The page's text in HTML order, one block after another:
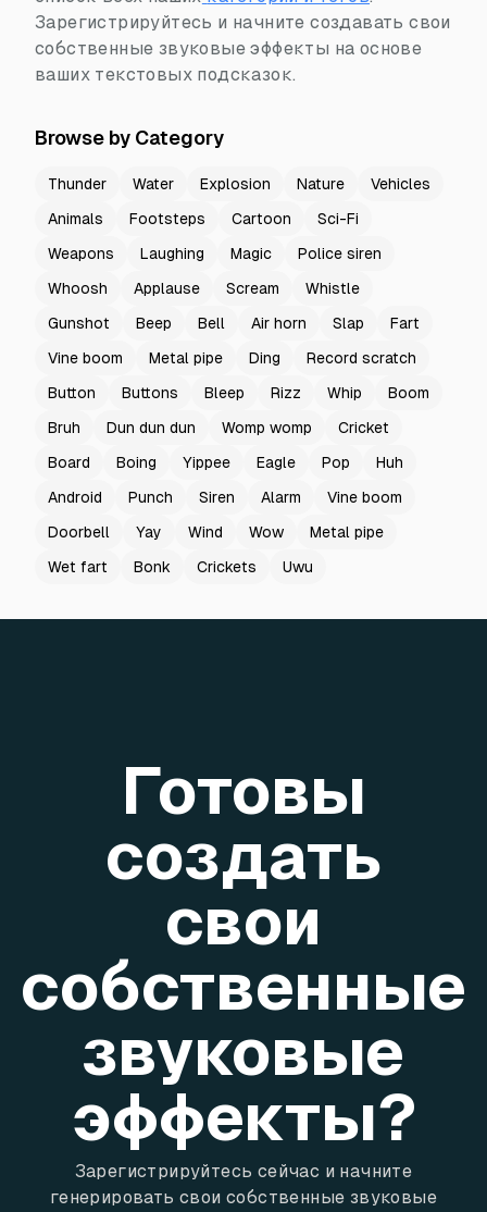
Зарегистрируйтесь и начните создавать свои
собственные звуковые эффекты на основе
ваших текстовых подсказок.
Browse by Category
Thunder Water Explosion Nature
Vehicles
Animals
Footsteps Cartoon
Sci-Fi
Weapons
Laughing Magic
Police siren
Whoosh
Applause Scream
Whistle
Gunshot
Beep Bell Air horn Slap
Fart
Vine boom
Metal pipe Ding
Record scratch
Button
Buttons Bleep Rizz Whip
Boom
Bruh
Dun dun dun Womp womp
Cricket
Board
Boing Yippee Eagle Pop
Huh
Android
Punch Siren Alarm
Vine boom
Doorbell
Yay Wind Wow
Metal pipe
Wet fart
Bonk Crickets Uwu
Готовы
создать
свои
собственные
звуковые
эффекты?
Зарегистрируйтесь сейчас и начните
генерировать свои собственные звуковые